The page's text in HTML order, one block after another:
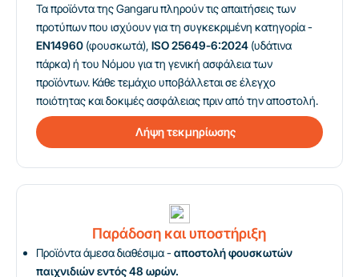
Τα προϊόντα της Gangaru πληρούν τις απαιτήσεις των
προτύπων που ισχύουν για τη συγκεκριμένη κατηγορία -
EN14960 (φουσκωτά), ISO 25649-6:2024 (υδάτινα
πάρκα) ή του Νόμου για τη γενική ασφάλεια των
προϊόντων. Κάθε τεμάχιο υποβάλλεται σε έλεγχο
ποιότητας και δοκιμές ασφάλειας πριν από την αποστολή.
Λήψη τεκμηρίωσης
Παράδοση και υποστήριξη
Προϊόντα άμεσα διαθέσιμα -αποστολή φουσκωτών
παιχνιδιών εντός 48 ωρών.